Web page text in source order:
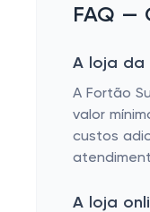
Arginina
Whey
FAQ —
A loja da
A Fortão
valor
custos
A loja